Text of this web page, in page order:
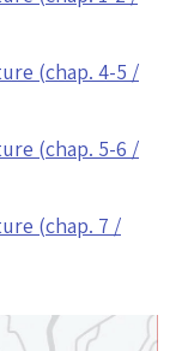
(chap. 4-5 /
(chap. 5-6 /
(chap. 7 /